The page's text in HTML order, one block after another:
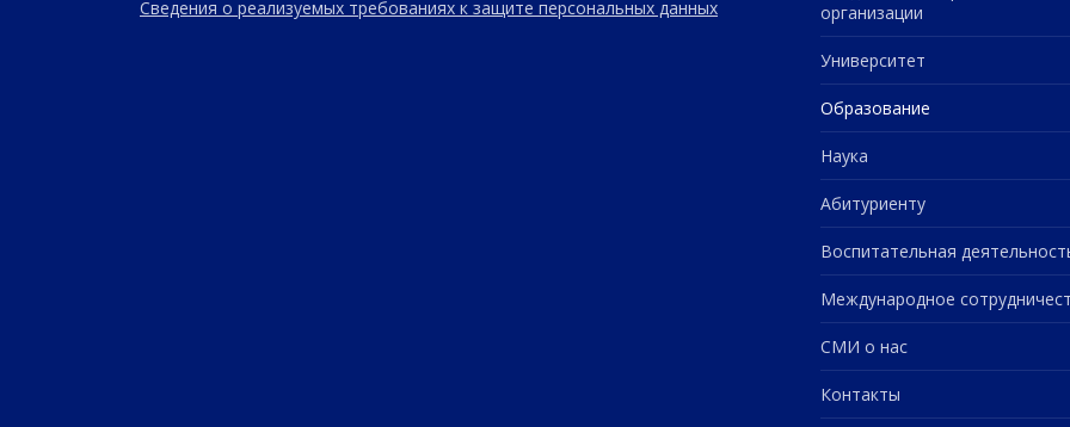
Сведения о реализуемых требованиях к защите персональных данных
организации
Университет
Образование
Наука
Абитуриенту
Воспитательная
Международное
СМИ о нас
Контакты